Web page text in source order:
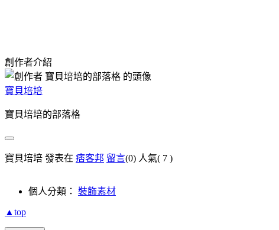
創作者介紹
寶貝培培
寶貝培培的部落格
寶貝培培 發表在 痞客邦 留言(0) 人氣( 7 )
個人分類： 裝飾素材
▲top